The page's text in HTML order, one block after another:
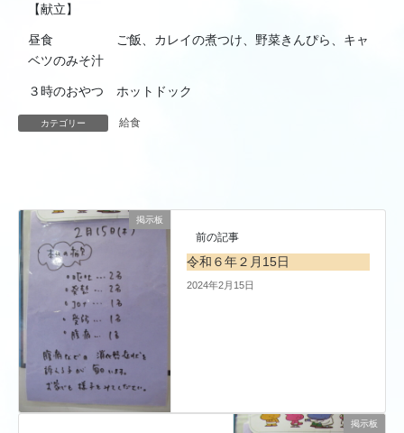
【献立】
昼食 ご飯、カレイの煮つけ、野菜きんぴら、キャ
ベツのみそ汁
３時のおやつ ホットドック
カテゴリー 給食
掲示板
前の記事
令和６年２月15日
2024年2月15日
掲示板